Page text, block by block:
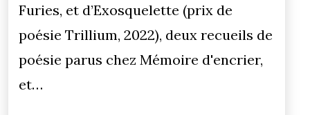
Furies, et d’Exosquelette (prix de
poésie Trillium, 2022), deux recueils de
poésie parus chez Mémoire d'encrier,
et…